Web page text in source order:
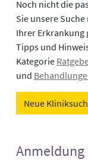
Noch nicht die
Sie unsere Suche
Ihrer Erkrankung
Tipps und
Kategorie
und
Neue